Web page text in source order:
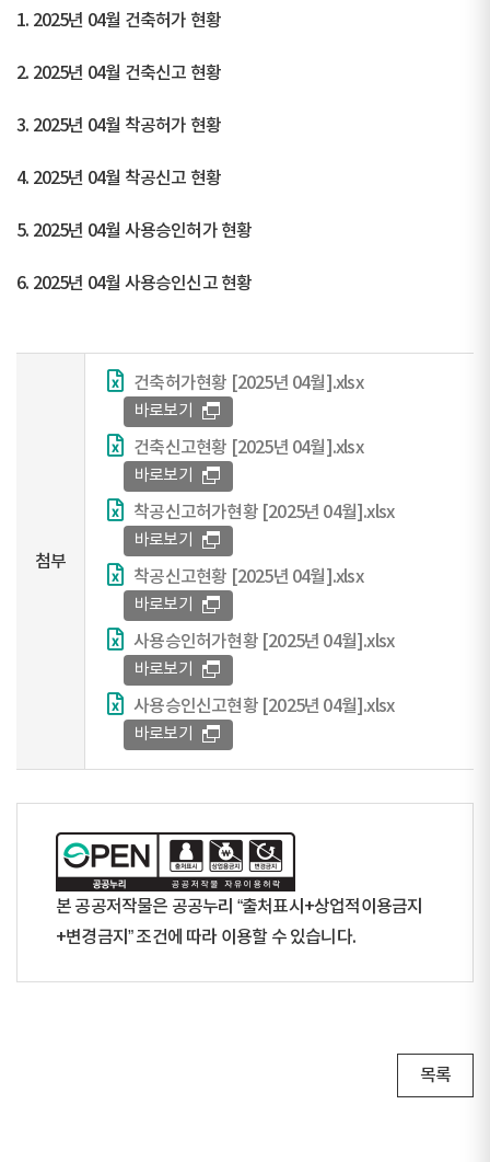
1. 2025년 04월 건축허가 현황
2. 2025년 04월 건축신고 현황
3. 2025년 04월 착공허가 현황
4. 2025년 04월 착공신고 현황
5. 2025년 04월 사용승인허가 현황
6. 2025년 04월 사용승인신고 현황
첨부
건축허가현황 [2025년 04월].xlsx
바로보기
건축신고현황 [2025년 04월].xlsx
바로보기
착공신고허가현황 [2025년 04월].xlsx
바로보기
착공신고현황 [2025년 04월].xlsx
바로보기
사용승인허가현황 [2025년 04월].xlsx
바로보기
사용승인신고현황 [2025년 04월].xlsx
바로보기
본 공공저작물은 공공누리 “출처표시+상업적이용금지
+변경금지” 조건에 따라 이용할 수 있습니다.
목록